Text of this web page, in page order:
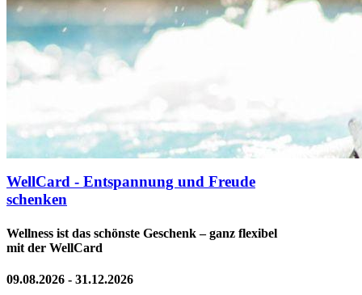
WellCard - Entspannung und Freude
schenken
Wellness ist das schönste Geschenk – ganz flexibel
mit der WellCard
09.08.2026 - 31.12.2026